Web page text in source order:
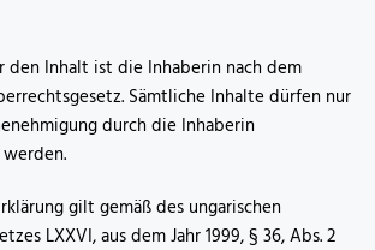
Inhalt ist die Inhaberin nach dem
Sämtliche Inhalte dürfen nur
durch die Inhaberin
gilt gemäß des ungarischen
LXXVI, aus dem Jahr 1999, § 36, Abs. 2